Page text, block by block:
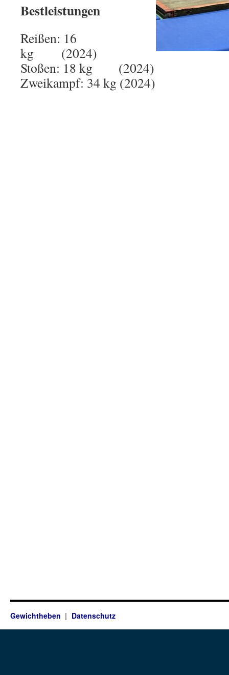
Bestleistungen
Reißen: 16
kg (2024)
Stoßen: 18 kg (2024)
Zweikampf: 34 kg (2024)
Gewichtheben Datenschutz